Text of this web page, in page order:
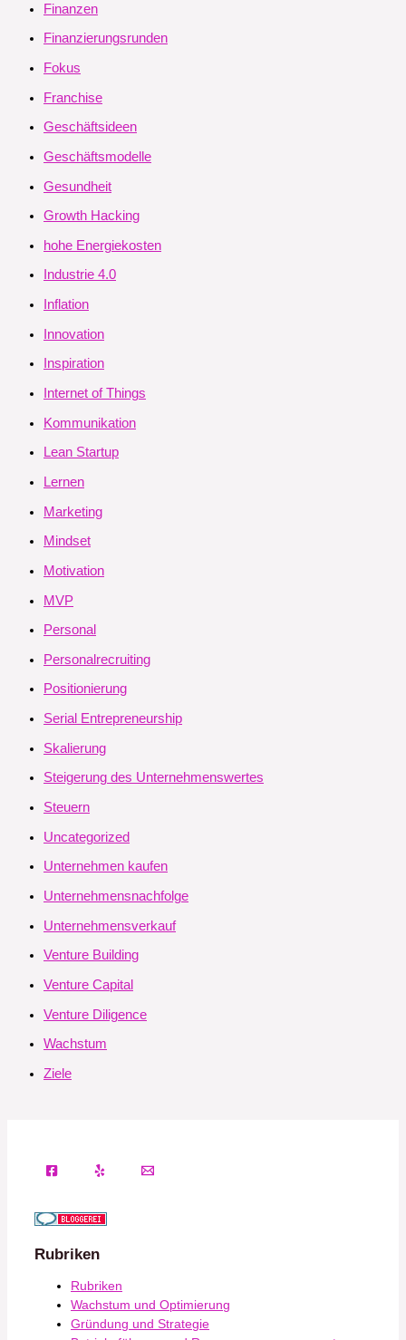
Finanzen
Finanzierungsrunden
Fokus
Franchise
Geschäftsideen
Geschäftsmodelle
Gesundheit
Growth Hacking
hohe Energiekosten
Industrie 4.0
Inflation
Innovation
Inspiration
Internet of Things
Kommunikation
Lean Startup
Lernen
Marketing
Mindset
Motivation
MVP
Personal
Personalrecruiting
Positionierung
Serial Entrepreneurship
Skalierung
Steigerung des Unternehmenswertes
Steuern
Uncategorized
Unternehmen kaufen
Unternehmensnachfolge
Unternehmensverkauf
Venture Building
Venture Capital
Venture Diligence
Wachstum
Ziele
Rubriken
Rubriken
Wachstum und Optimierung
Gründung und Strategie